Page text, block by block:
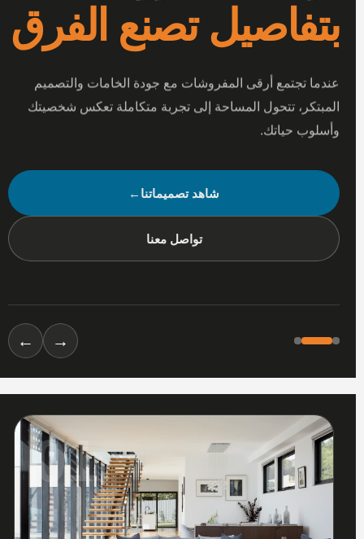
بتفاصيل تصنع الفرق
عندما تجتمع أرقى المفروشات مع جودة الخامات والتصميم
المبتكر، تتحول المساحة إلى تجربة متكاملة تعكس شخصيتك
وأسلوب حياتك.
شاهد تصميماتنا←
تواصل معنا
→
←
01